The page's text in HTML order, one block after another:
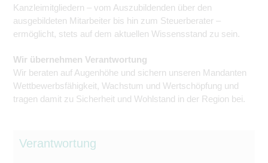
Kanzleimitgliedern – vom Auszubildenden über den
ausgebildeten Mitarbeiter bis hin zum Steuerberater –
ermöglicht, stets auf dem aktuellen Wissensstand zu sein.
Wir übernehmen Verantwortung
Wir beraten auf Augenhöhe und sichern unseren Mandanten
Wettbewerbsfähigkeit, Wachstum und Wertschöpfung und
tragen damit zu Sicherheit und Wohlstand in der Region bei.
Verantwortung